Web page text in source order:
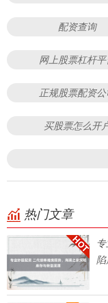
配资查询
网上股票杠杆
正规股票配资
买股票怎么开
热门文章